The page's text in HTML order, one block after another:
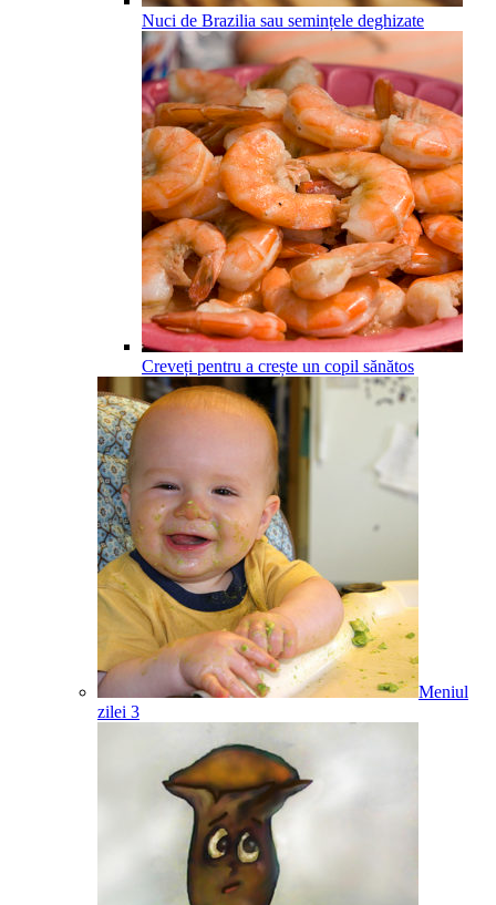
Nuci de Brazilia sau semințele deghizate
Creveți pentru a crește un copil sănătos
Meniul
zilei 3